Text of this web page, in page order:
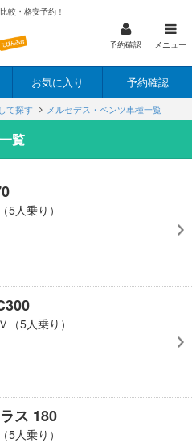
較・格安予約！
予約確認 メニュー
お気に入り 予約確認
て探す メルセデス・ベンツ車種一覧
覧
5人乗り）
（5人乗り）
ス 180
5人乗り）